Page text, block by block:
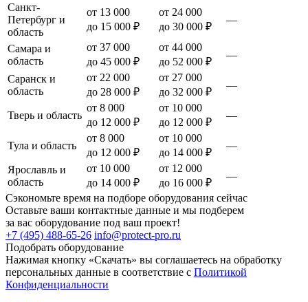
Санкт-
Петербург и
область
от 13 000
до 15 000 ₽
от 24 000
до 30 000 ₽
—
Самара и
область
от 37 000
до 45 000 ₽
от 44 000
до 52 000 ₽
—
Саранск и
область
от 22 000
до 28 000 ₽
от 27 000
до 32 000 ₽
—
Тверь и область
от 8 000
до 12 000 ₽
от 10 000
до 12 000 ₽
—
Тула и область
от 8 000
до 12 000 ₽
от 10 000
до 14 000 ₽
—
Ярославль и
область
от 10 000
до 14 000 ₽
от 12 000
до 16 000 ₽
—
Сэкономьте время на подборе оборудования сейчас
Оставьте ваши контактные данные и мы подберем
за вас оборудование под ваш проект!
+7 (495) 488-65-26 info@protect-pro.ru
Подобрать оборудование
Нажимая кнопку «Скачать» вы соглашаетесь на обработку
персональных данные в соответствие с Политикой
Конфиденциальности